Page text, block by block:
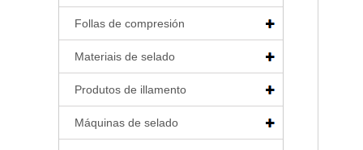
Follas de compresión
Materiais de selado
Produtos de illamento
Máquinas de selado